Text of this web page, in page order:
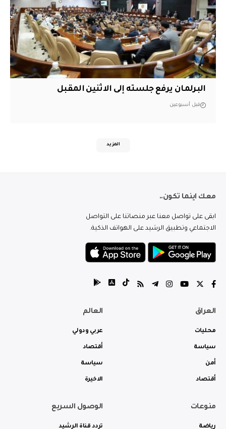
البرلمان يرفع جلسته إلى الاثنين المقبل
قبل أسبوعين
المزيد
معك اينما تكون..
ابقى على تواصل معنا عبر منصاتنا على التواصل
الاجتماعي وتطبيق الرشيد على الهواتف الذكية.
العراق
محليات
سياسة
أمن
أقتصاد
العالم
عربي ودولي
أقتصاد
سياسة
الاخيرة
منوعات
رياضة
الوصول السريع
تردد قناة الرشيد